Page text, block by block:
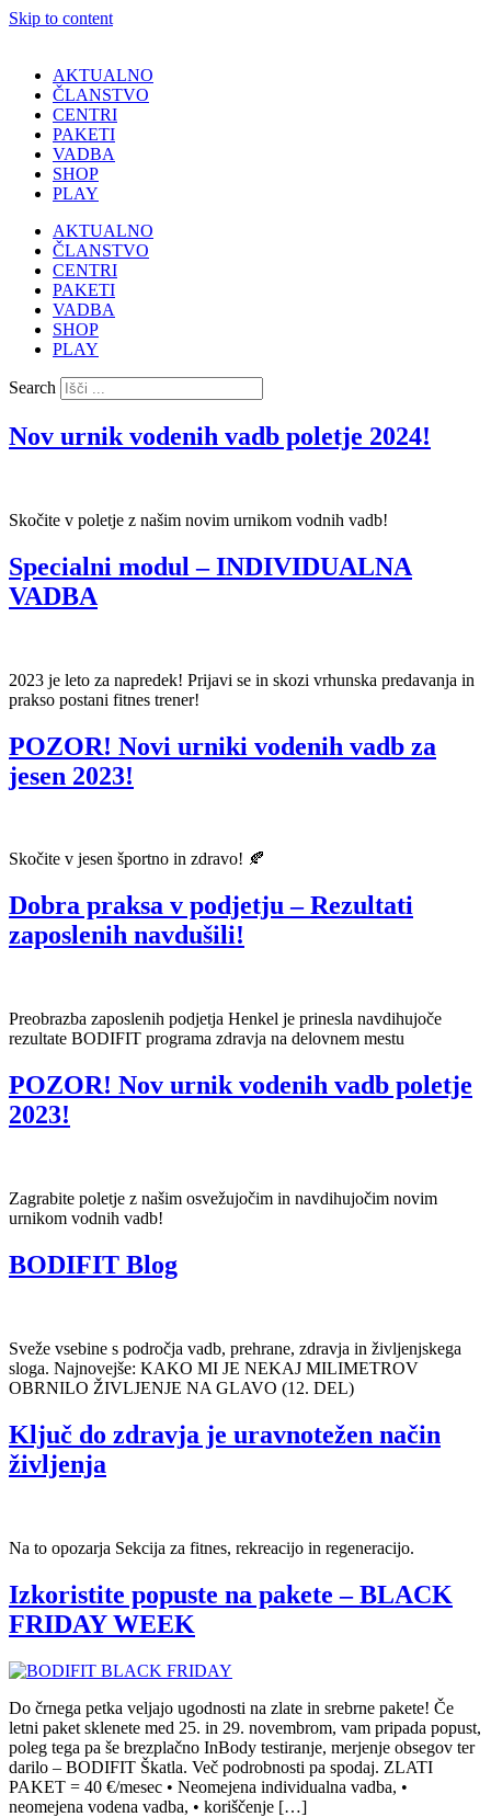
Skip to content
AKTUALNO
ČLANSTVO
CENTRI
PAKETI
VADBA
SHOP
PLAY
AKTUALNO
ČLANSTVO
CENTRI
PAKETI
VADBA
SHOP
PLAY
Search
Nov urnik vodenih vadb poletje 2024!
Skočite v poletje z našim novim urnikom vodnih vadb!
Specialni modul – INDIVIDUALNA
VADBA
2023 je leto za napredek! Prijavi se in skozi vrhunska predavanja in
prakso postani fitnes trener!
POZOR! Novi urniki vodenih vadb za
jesen 2023!
Skočite v jesen športno in zdravo! 🍂
Dobra praksa v podjetju – Rezultati
zaposlenih navdušili!
Preobrazba zaposlenih podjetja Henkel je prinesla navdihujoče
rezultate BODIFIT programa zdravja na delovnem mestu
POZOR! Nov urnik vodenih vadb poletje
2023!
Zagrabite poletje z našim osvežujočim in navdihujočim novim
urnikom vodnih vadb!
BODIFIT Blog
Sveže vsebine s področja vadb, prehrane, zdravja in življenjskega
sloga. Najnovejše: KAKO MI JE NEKAJ MILIMETROV
OBRNILO ŽIVLJENJE NA GLAVO (12. DEL)
Ključ do zdravja je uravnotežen način
življenja
Na to opozarja Sekcija za fitnes, rekreacijo in regeneracijo.
Izkoristite popuste na pakete – BLACK
FRIDAY WEEK
Do črnega petka veljajo ugodnosti na zlate in srebrne pakete! Če
letni paket sklenete med 25. in 29. novembrom, vam pripada popust,
poleg tega pa še brezplačno InBody testiranje, merjenje obsegov ter
darilo – BODIFIT Škatla. Več podrobnosti pa spodaj. ZLATI
PAKET = 40 €/mesec • Neomejena individualna vadba, •
neomejena vodena vadba, • koriščenje […]